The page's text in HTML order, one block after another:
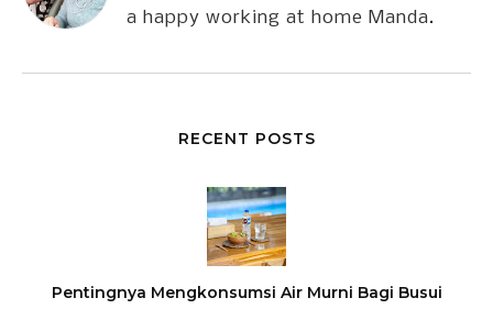
a happy working at home Manda.
RECENT POSTS
Pentingnya Mengkonsumsi Air Murni Bagi Busui